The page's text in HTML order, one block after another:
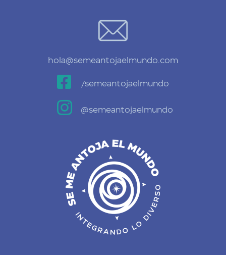
hola@semeantojaelmundo.com
 /semeantojaelmundo
 @semeantojaelmundo